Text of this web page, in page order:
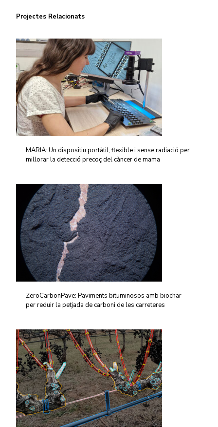
Projectes Relacionats
MARIA: Un dispositiu portàtil, flexible i sense radiació per
millorar la detecció precoç del càncer de mama
ZeroCarbonPave: Paviments bituminosos amb biochar
per reduir la petjada de carboni de les carreteres